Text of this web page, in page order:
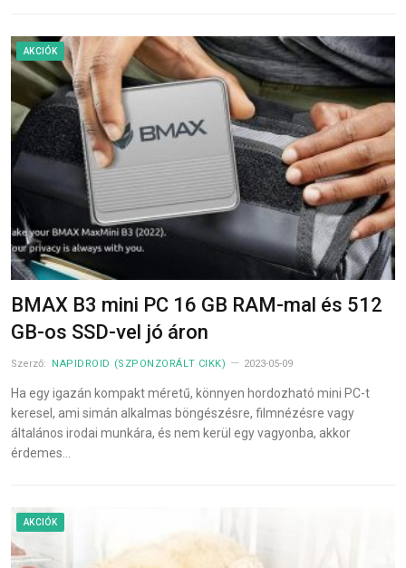
AKCIÓK
BMAX B3 mini PC 16 GB RAM-mal és 512
GB-os SSD-vel jó áron
Szerző: NAPIDROID (SZPONZORÁLT CIKK) 2023-05-09
Ha egy igazán kompakt méretű, könnyen hordozható mini PC-t
keresel, ami simán alkalmas böngészésre, filmnézésre vagy
általános irodai munkára, és nem kerül egy vagyonba, akkor
érdemes…
AKCIÓK